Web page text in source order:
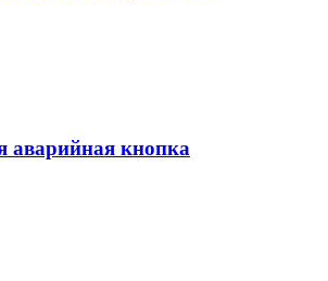
аварийная кнопка